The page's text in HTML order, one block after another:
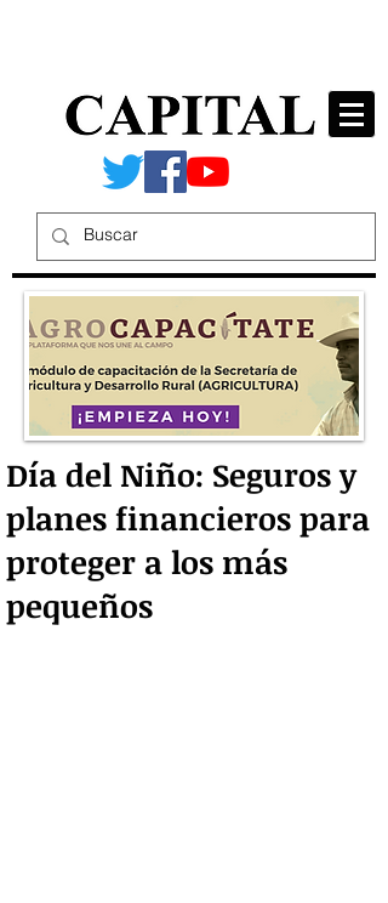
Día del Niño: Seguros y
planes financieros para
proteger a los más
pequeños